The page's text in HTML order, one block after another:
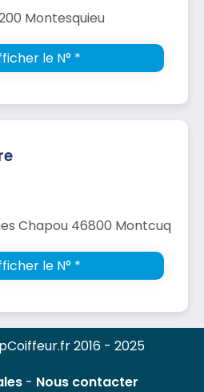
Montesquieu
le N° *
Chapou 46800 Montcuq
le N° *
2016 - 2025
- Nous contacter